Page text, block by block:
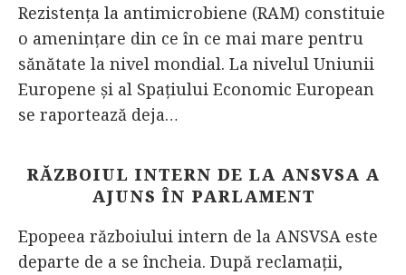
Rezistenţa la antimicrobiene (RAM) constituie
o ameninţare din ce în ce mai mare pentru
sănătate la nivel mondial. La nivelul Uniunii
Europene şi al Spaţiului Economic European
se raportează deja…
RĂZBOIUL INTERN DE LA ANSVSA A
AJUNS ÎN PARLAMENT
Epopeea războiului intern de la ANSVSA este
departe de a se încheia. După reclamații,